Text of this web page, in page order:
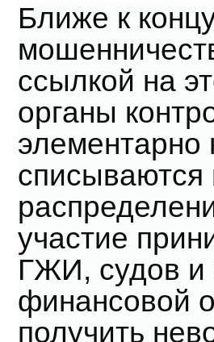
Ближе к
ссылкой на
органы
элементарно
списываются
участие
ГЖИ, судов и
финансовой
получить